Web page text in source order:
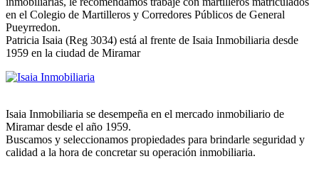
en el Colegio de Martilleros y Corredores Públicos de General
Pueyrredon.
Patricia Isaia (Reg 3034) está al frente de Isaia Inmobiliaria desde
1959 en la ciudad de Miramar
Isaia Inmobiliaria se desempeña en el mercado inmobiliario de
Miramar desde el año 1959.
Buscamos y seleccionamos propiedades para brindarle seguridad y
calidad a la hora de concretar su operación inmobiliaria.